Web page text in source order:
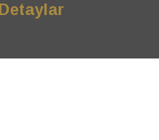
Detaylar